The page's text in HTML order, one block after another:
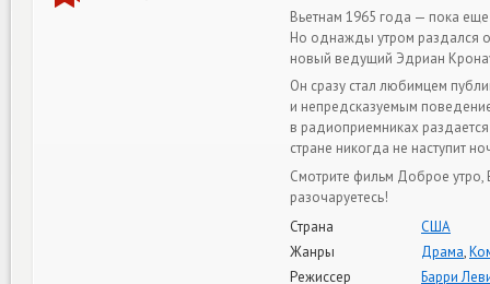
Вьетнам 1965 года — пока
Но однажды утром раздался
новый ведущий Эдриан
Он сразу стал любимцем
и непредсказуемым
в радиоприемниках
стране никогда не наступит
Смотрите фильм Доброе утро,
разочаруетесь!
Страна
США
Жанры
Драма,
Режиссер
Барри